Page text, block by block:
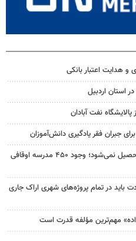
و هدایت اعتبار بانکی
استان اردبیل
نفت آبادان
هیچ دانش‌آموزی محروم از تحصیل نمی‌شود؛ وجود ۴۵۰ مدرسه اوقافی
باید در تمام پروژه‌های شهری اراک جاری
مهم‌ترین مؤلفه قدرت است